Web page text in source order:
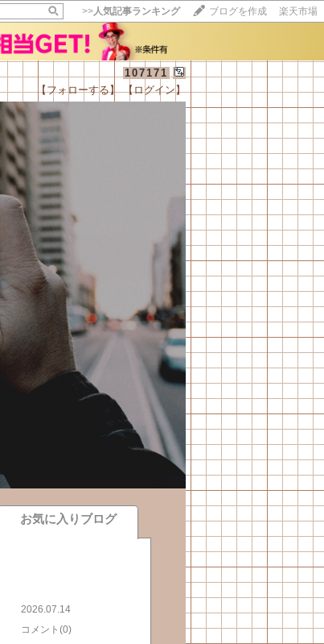
>>人気記事ランキング ブログを作成 楽天市場
107171
【フォローする】 【ログイン】
お気に入りブログ
2026.07.14
コメント(0)